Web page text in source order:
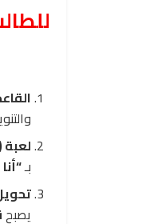
لعبة
بـ
يصبح